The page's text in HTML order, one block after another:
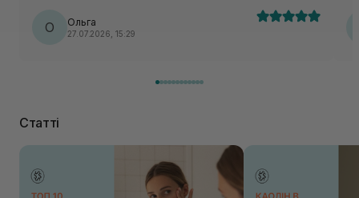
О Ольга
27.07.2026, 15:29
Статті